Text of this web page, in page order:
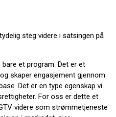
steg videre i satsingen på
et program. Det er et
skaper engasjement gjennom
Det er en type egenskap vi
For oss er dette et
videre som strømmetjeneste